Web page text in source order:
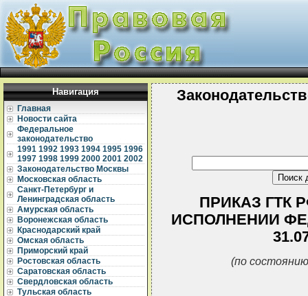
Навигация
Главная
Новости сайта
Федеральное
законодательство
1991 1992 1993 1994 1995 1996
1997 1998 1999 2000 2001 2002
Законодательство Москвы
Московская область
Санкт-Петербург и
Ленинградская область
Амурская область
Воронежская область
Краснодарский край
Омская область
Приморский край
Ростовская область
Саратовская область
Свердловская область
Тульская область
ПРИКАЗ ГТК
ИСПОЛНЕНИИ
(по